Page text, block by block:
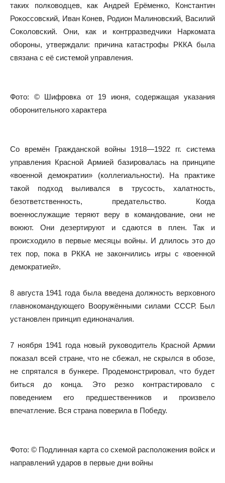
таких полководцев, как Андрей Ерёменко, Константин
Рокоссовский, Иван Конев, Родион Малиновский, Василий
Соколовский. Они, как и контрразведчики Наркомата
обороны, утверждали: причина катастрофы РККА была
связана с её системой управления.
Фото: © Шифровка от 19 июня, содержащая указания
оборонительного характера
Со времён Гражданской войны 1918—1922 гг. система
управления Красной Армией базировалась на принципе
«военной демократии» (коллегиальности). На практике
такой подход выливался в трусость, халатность,
безответственность, предательство. Когда
военнослужащие теряют веру в командование, они не
воюют. Они дезертируют и сдаются в плен. Так и
происходило в первые месяцы войны. И длилось это до
тех пор, пока в РККА не закончились игры с «военной
демократией».
8 августа 1941 года была введена должность верховного
главнокомандующего Вооружёнными силами СССР. Был
установлен принцип единоначалия.
7 ноября 1941 года новый руководитель Красной Армии
показал всей стране, что не сбежал, не скрылся в обозе,
не спрятался в бункере. Продемонстрировал, что будет
биться до конца. Это резко контрастировало с
поведением его предшественников и произвело
впечатление. Вся страна поверила в Победу.
Фото: © Подлинная карта со схемой расположения войск и
направлений ударов в первые дни войны